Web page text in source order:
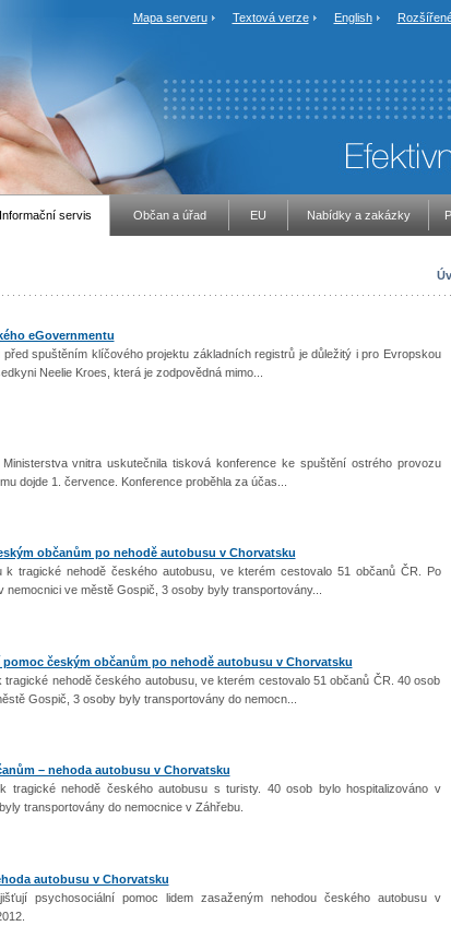
Mapa serveru Textová verze English
Informační servis Občan a úřad EU Nabídky a zakázky
eGovernmentu
spuštěním klíčového projektu základních registrů je důležitý i pro Evropskou
Neelie Kroes, která je zodpovědná mimo...
vnitra uskutečnila tisková konference ke spuštění ostrého provozu
dojde 1. července. Konference proběhla za účas...
občanům po nehodě autobusu v Chorvatsku
tragické nehodě českého autobusu, ve kterém cestovalo 51 občanů ČR. Po
nemocnici ve městě Gospič, 3 osoby byly transportovány...
českým občanům po nehodě autobusu v Chorvatsku
nehodě českého autobusu, ve kterém cestovalo 51 občanů ČR. 40 osob
Gospič, 3 osoby byly transportovány do nemocn...
– nehoda autobusu v Chorvatsku
tragické nehodě českého autobusu s turisty. 40 osob bylo hospitalizováno v
transportovány do nemocnice v Záhřebu.
autobusu v Chorvatsku
psychosociální pomoc lidem zasaženým nehodou českého autobusu v